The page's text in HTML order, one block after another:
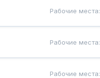
Рабочие места:
Рабочие места:
Рабочие места: